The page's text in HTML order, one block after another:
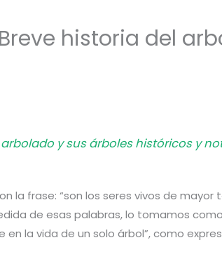
historia del
y sus árboles históricos y
frase: “son los seres vivos de mayor
de esas palabras, lo tomamos
la vida de un solo árbol”, como